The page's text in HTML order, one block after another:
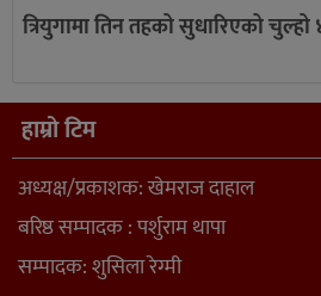
त्रियुगामा तिन तहको सुधारिएको
हाम्रो टिम
अध्यक्ष/प्रकाशक: खेमराज दाहाल
बरिष्ठ सम्पादक : पर्शुराम थापा
सम्पादक: शुसिला रेग्मी